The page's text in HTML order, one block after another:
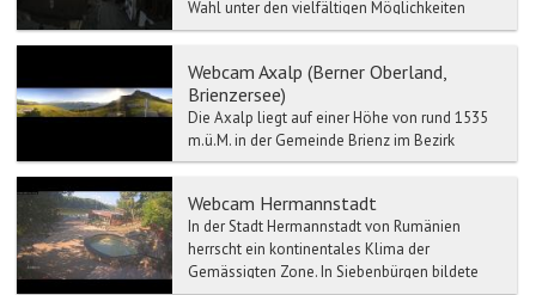
Wahl unter den vielfältigen Möglichkeiten
habe...
Webcam Axalp (Berner Oberland,
Brienzersee)
Die Axalp liegt auf einer Höhe von rund 1535
m.ü.M. in der Gemeinde Brienz im Bezirk
Interlaken und ist mit dem Postauto oder dem
Webcam Hermannstadt
In der Stadt Hermannstadt von Rumänien
herrscht ein kontinentales Klima der
Gemässigten Zone. In Siebenbürgen bildete